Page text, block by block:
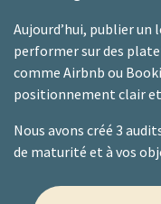
Aujourd’hui, publier
performer sur des
comme Airbnb ou
positionnement clair
Nous avons créé 3
de maturité et à vos